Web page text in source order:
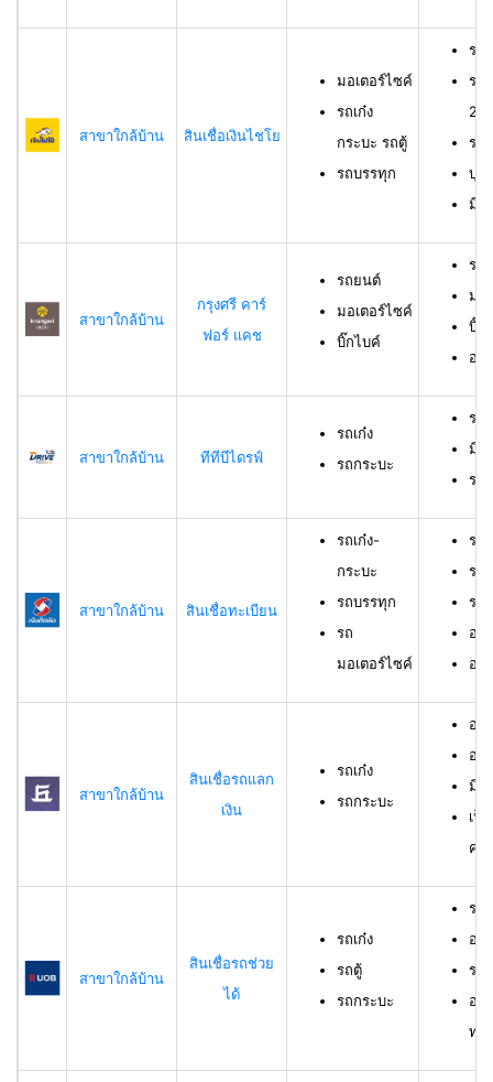
สาขาใกล้บ้าน สินเชื่อเงินไชโย
มอเตอร์ไซค์
รถเก๋ง
กระบะ รถตู้
รถบรรทุก
รถ
รถ
23
รถ
บุค
มีร
สาขาใกล้บ้าน
กรุงศรี คาร์
ฟอร์ แคช
รถยนต์
มอเตอร์ไซค์
บิ๊กไบค์
รถ
มอ
บิ๊ก
อา
สาขาใกล้บ้าน ทีทีบีไดรฟ์
รถเก๋ง
รถกระบะ
รถ
มีอ
รา
สาขาใกล้บ้าน สินเชื่อทะเบียน
รถเก๋ง-
กระบะ
รถบรรทุก
รถ
มอเตอร์ไซค์
รถ
รถ
รถ
อา
อา
สาขาใกล้บ้าน
สินเชื่อรถแลก
เงิน
รถเก๋ง
รถกระบะ
อา
อา
มีร
เป็
คร
สาขาใกล้บ้าน
สินเชื่อรถช่วย
ได้
รถเก๋ง
รถตู้
รถกระบะ
รถ
อา
รา
อา
ทด